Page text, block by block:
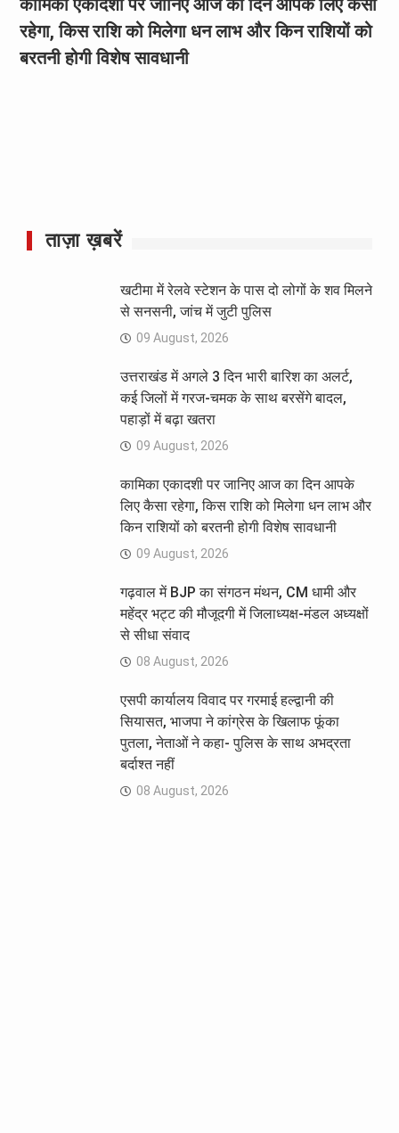
रहेगा, किस राशि को मिलेगा धन लाभ और किन राशियों को
बरतनी होगी विशेष सावधानी
ताज़ा ख़बरें
खटीमा में रेलवे स्टेशन के पास दो लोगों के शव मिलने
से सनसनी, जांच में जुटी पुलिस
09 August, 2026
उत्तराखंड में अगले 3 दिन भारी बारिश का अलर्ट,
कई जिलों में गरज-चमक के साथ बरसेंगे बादल,
पहाड़ों में बढ़ा खतरा
09 August, 2026
कामिका एकादशी पर जानिए आज का दिन आपके
लिए कैसा रहेगा, किस राशि को मिलेगा धन लाभ और
किन राशियों को बरतनी होगी विशेष सावधानी
09 August, 2026
गढ़वाल में BJP का संगठन मंथन, CM धामी और
महेंद्र भट्ट की मौजूदगी में जिलाध्यक्ष-मंडल अध्यक्षों
से सीधा संवाद
08 August, 2026
एसपी कार्यालय विवाद पर गरमाई हल्द्वानी की
सियासत, भाजपा ने कांग्रेस के खिलाफ फूंका
पुतला, नेताओं ने कहा- पुलिस के साथ अभद्रता
बर्दाश्त नहीं
08 August, 2026